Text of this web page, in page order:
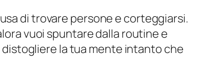
di trovare persone e corteggiarsi.
vuoi spuntare dalla routine e
la tua mente intanto che